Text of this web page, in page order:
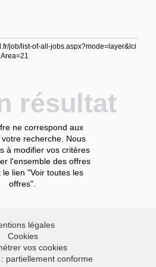
job/list-of-all-jobs.aspx?mode=layer&lci
résultat
ne correspond aux
recherche. Nous
à modifier vos critères
l'ensemble des offres
le lien "Voir toutes les
offres".
légales
Cookies
vos cookies
partiellement conforme